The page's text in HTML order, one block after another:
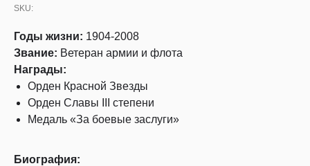
SKU:
Годы жизни: 1904-2008
Звание: Ветеран армии и флота
Награды:
Орден Красной Звезды
Орден Славы III степени
Медаль «За боевые заслуги»
Биография: